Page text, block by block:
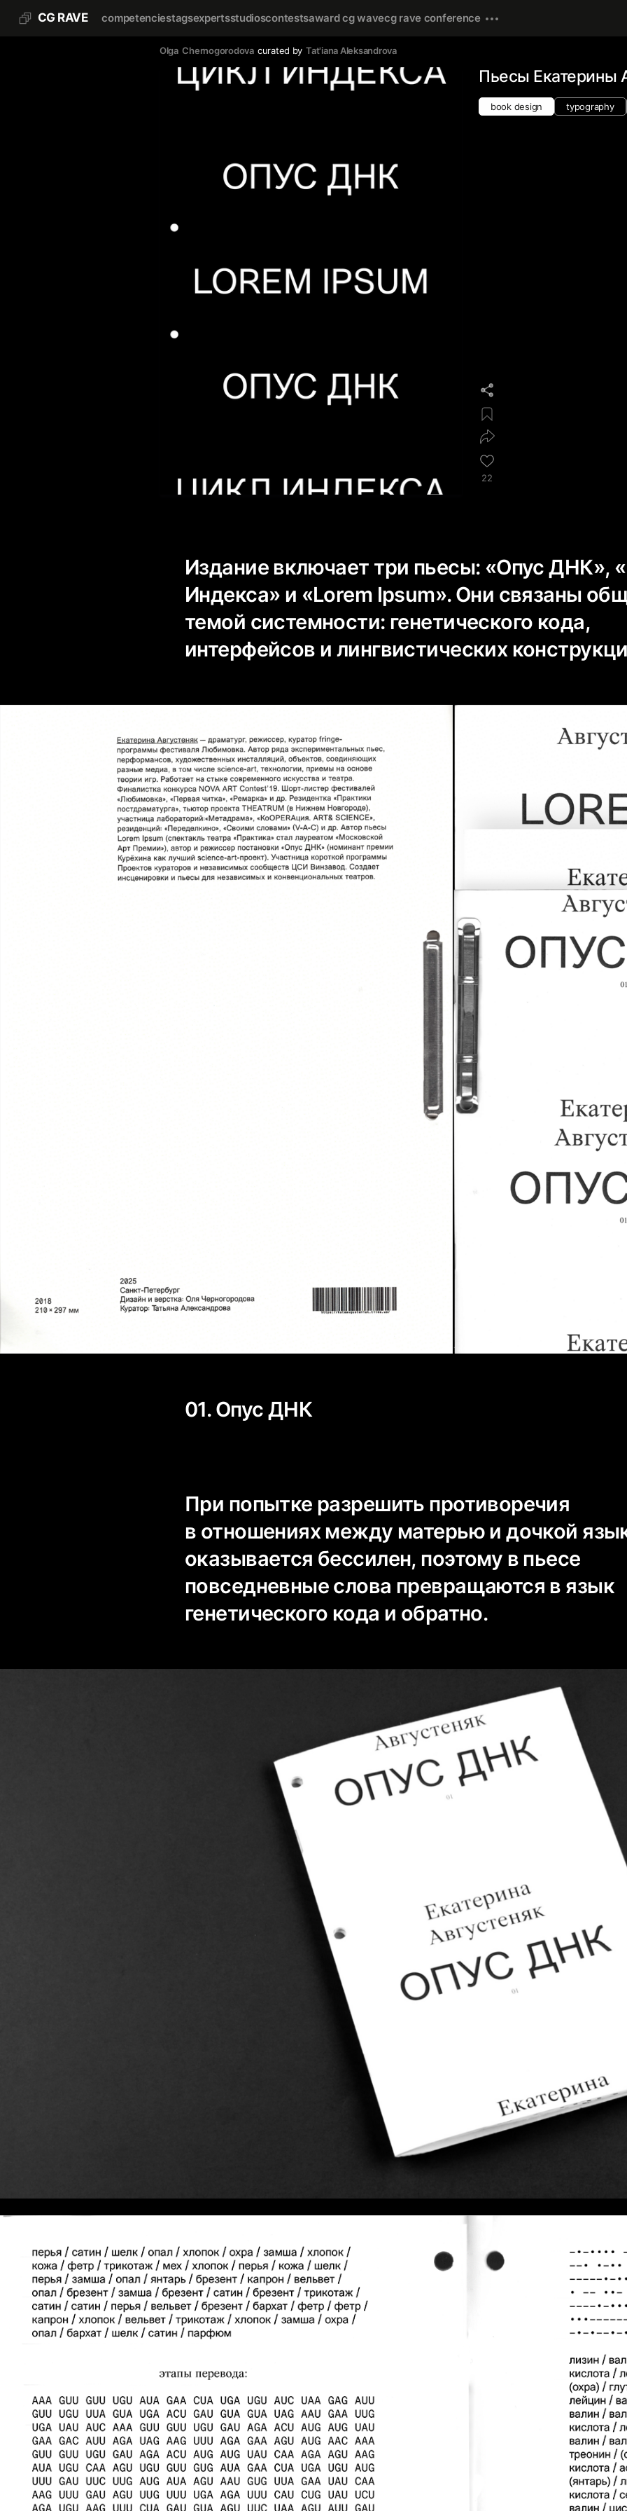
CG RAVE competenciestagsexpertsstudioscontestsaward cg wavecg rave conference
Olga  Chernogorodova curated by Tat'iana Аleksandrova
Пьесы Екатерины
book design typography
22
Издание включает три пьесы: «Опус ДНК»,
Индекса» и «Lorem Ipsum». Они связаны
темой системности: генетического кода,
интерфейсов и лингвистических
01. Опус ДНК
При попытке разрешить противоречия
в отношениях между матерью и дочкой
оказывается бессилен, поэтому в пьесе
повседневные слова превращаются в язык
генетического кода и обратно.